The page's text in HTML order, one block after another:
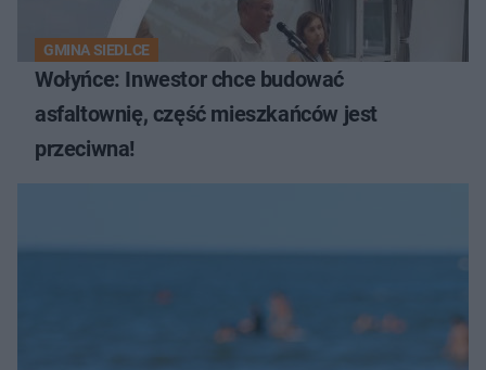
GMINA SIEDLCE
Wołyńce: Inwestor chce budować
asfaltownię, część mieszkańców jest
przeciwna!